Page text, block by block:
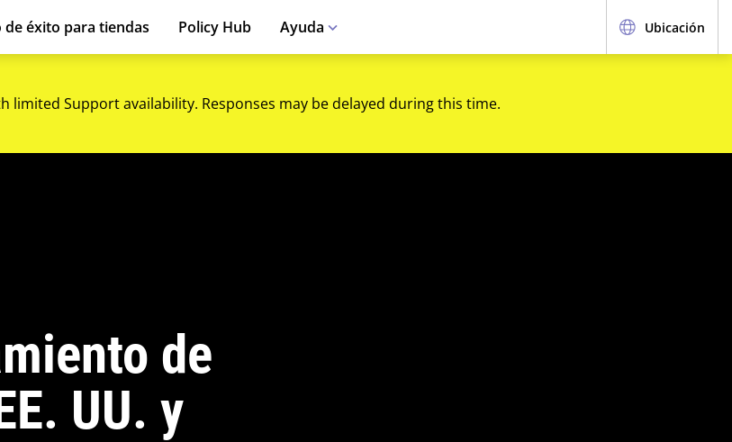
de éxito para tiendas Policy Hub Ayuda Ubicación
limited Support availability. Responses may be delayed during this time.
de
UU. y